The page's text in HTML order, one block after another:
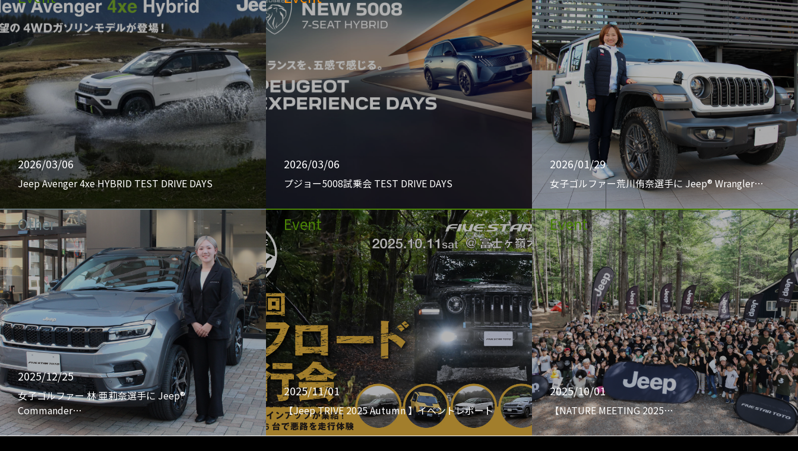
2026/03/06
Jeep Avenger 4xe HYBRID TEST DRIVE DAYS
2026/03/06
プジョー5008試乗会 TEST DRIVE DAYS
2026/01/29
女子ゴルファー荒川侑奈選手に Jeep® Wrangler…
Other
2025/12/25
女子ゴルファー 林 亜莉奈選手に Jeep®
Commander…
Event
2025/11/01
【Jeep TRIVE 2025 Autumn 】イベントレポート
Event
2025/10/01
【NATURE MEETING 2025…